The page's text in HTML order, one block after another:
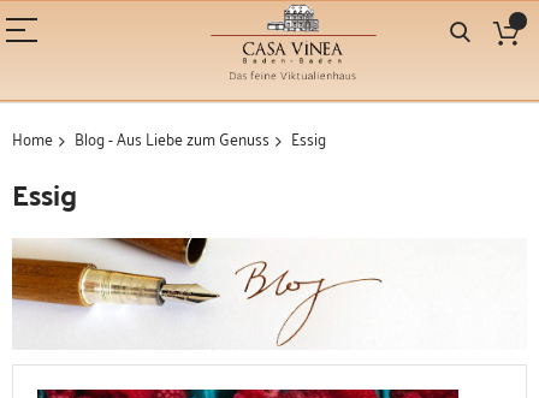
Home Blog - Aus Liebe zum Genuss Essig
Essig